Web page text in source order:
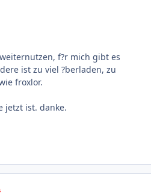
f?r mich gibt es
ist zu viel ?berladen, zu
froxlor.
jetzt ist. danke.